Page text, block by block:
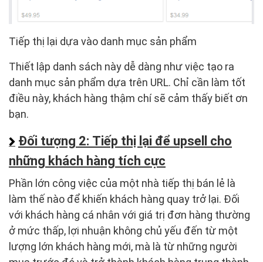
Tiếp thị lại dựa vào danh mục sản phẩm
Thiết lập danh sách này dễ dàng như việc tạo ra
danh mục sản phẩm dựa trên URL. Chỉ cần làm tốt
điều này, khách hàng thậm chí sẽ cảm thấy biết ơn
bạn.
Đối tượng 2: Tiếp thị lại để upsell cho
những khách hàng tích cực
Phần lớn công việc của một nhà tiếp thị bán lẻ là
làm thế nào để khiến khách hàng quay trở lại. Đối
với khách hàng cá nhân với giá trị đơn hàng thường
ở mức thấp, lợi nhuận không chủ yếu đến từ một
lượng lớn khách hàng mới, mà là từ những người